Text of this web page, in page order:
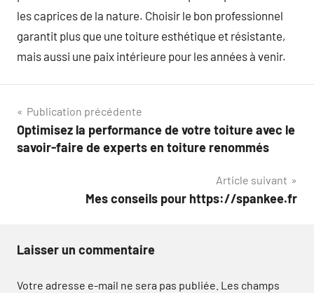
les caprices de la nature. Choisir le bon professionnel
garantit plus que une toiture esthétique et résistante,
mais aussi une paix intérieure pour les années à venir.
Navigation
de
Publication précédente
Optimisez la performance de votre toiture avec le
savoir-faire de experts en toiture renommés
Article suivant
Mes conseils pour https://spankee.fr
Laisser un commentaire
Votre adresse e-mail ne sera pas publiée. Les champs